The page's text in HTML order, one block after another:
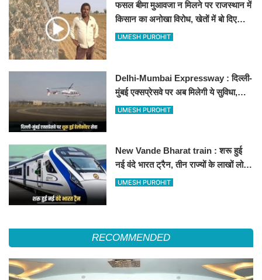
फसल बीमा मुआवजा न मिलने पर राजस्थान में
किसान का अनोखा विरोध, खेतों में बो दिए
500-500 रुपए के नोट, वीडियो वायरल
UMESH PUROHIT
Delhi-Mumbai Expressway : दिल्ली-
मुंबई एक्सप्रेसवे पर अब मिलेगी ये सुविधा,
हेलीकॉप्टर सर्विस से तुरंत घायल पहुंचेगा
UMESH PUROHIT
New Vande Bharat train : शरू हुई
नई वंदे भारत ट्रैन, तीन राज्यों के लाखों लोगों
का सफर होगा आसान, देखें पूरा रूटमैप
UMESH PUROHIT
RECOMMENDED